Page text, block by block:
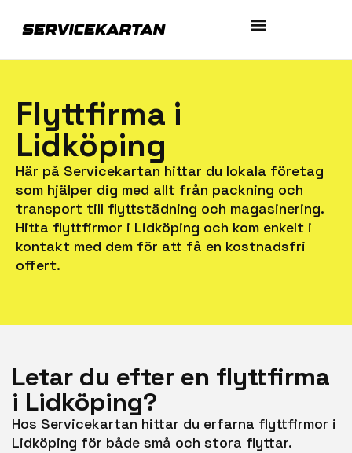
Flyttfirma i
Lidköping
Här på Servicekartan hittar du lokala företag
som hjälper dig med allt från packning och
transport till flyttstädning och magasinering.
Hitta flyttfirmor i Lidköping och kom enkelt i
kontakt med dem för att få en kostnadsfri
offert.
Letar du efter en flyttfirma
i Lidköping?
Hos Servicekartan hittar du erfarna flyttfirmor i
Lidköping för både små och stora flyttar.